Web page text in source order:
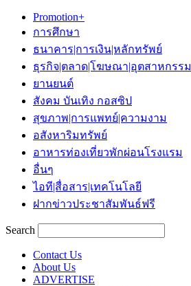
Promotion+
การศึกษา
ธนาคาร|การเงิน|หลักทรัพย์
ธุรกิจ|ตลาด|โฆษณา|อุตสาหกรรม
ยานยนต์
สังคม บันเทิง กอสซิป
สุขภาพ|การแพทย์|ความงาม
อสังหาริมทรัพย์
อาหารท่องเที่ยวพักผ่อนโรงแรม
อื่นๆ
ไอที|สื่อสาร|เทคโนโลยี
ฝากข่าวประชาสัมพันธ์ฟรี
Search
Contact Us
About Us
ADVERTISE